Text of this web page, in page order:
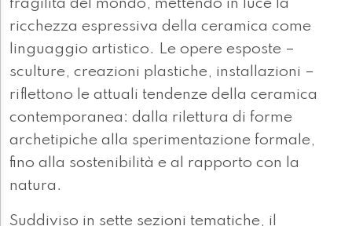
fragilità del mondo, mettendo in luce la
ricchezza espressiva della ceramica come
linguaggio artistico. Le opere esposte –
sculture, creazioni plastiche, installazioni –
riflettono le attuali tendenze della ceramica
contemporanea: dalla rilettura di forme
archetipiche alla sperimentazione formale,
fino alla sostenibilità e al rapporto con la
natura.
Suddiviso in sette sezioni tematiche, il